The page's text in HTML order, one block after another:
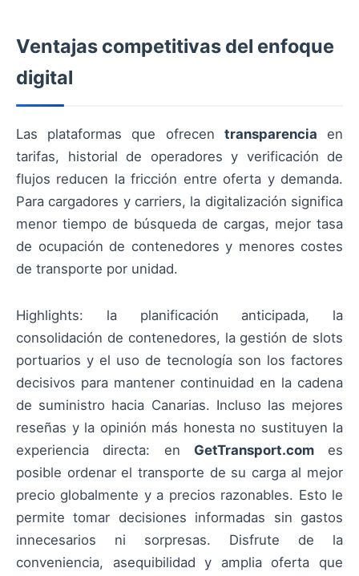
Ventajas competitivas del enfoque
digital
Las plataformas que ofrecen transparencia en
tarifas, historial de operadores y verificación de
flujos reducen la fricción entre oferta y demanda.
Para cargadores y carriers, la digitalización significa
menor tiempo de búsqueda de cargas, mejor tasa
de ocupación de contenedores y menores costes
de transporte por unidad.
Highlights: la planificación anticipada, la
consolidación de contenedores, la gestión de slots
portuarios y el uso de tecnología son los factores
decisivos para mantener continuidad en la cadena
de suministro hacia Canarias. Incluso las mejores
reseñas y la opinión más honesta no sustituyen la
experiencia directa: en GetTransport.comes
posible ordenar el transporte de su carga al mejor
precio globalmente y a precios razonables. Esto le
permite tomar decisiones informadas sin gastos
innecesarios ni sorpresas. Disfrute de la
conveniencia, asequibilidad y amplia oferta que